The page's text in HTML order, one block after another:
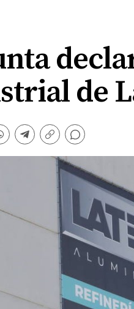
de
Telegram
Copiar
enlace